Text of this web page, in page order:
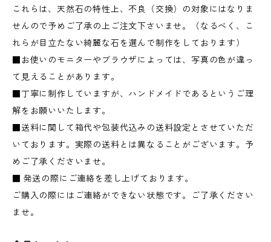
これらは、天然石の特性上、不良（交換）の対象にはなりま
せんので予めご了承の上ご注文下さいませ。（なるべく、こ
れらが目立たない綺麗な石を選んで制作をしております）
■お使いのモニターやブラウザによっては、写真の色が違っ
て見えることがあります。
■丁寧に制作していますが、ハンドメイドであるというご理
解をお願いいたします。
■送料に関して箱代や包装代込みの送料設定とさせていただ
いております。実際の送料とは異なることがございます。予
めご了承くださいませ。
■ 発送の際にご連絡を差し上げております。
ご購入の際にはご連絡ができない状態です。ご了承ください
ませ。